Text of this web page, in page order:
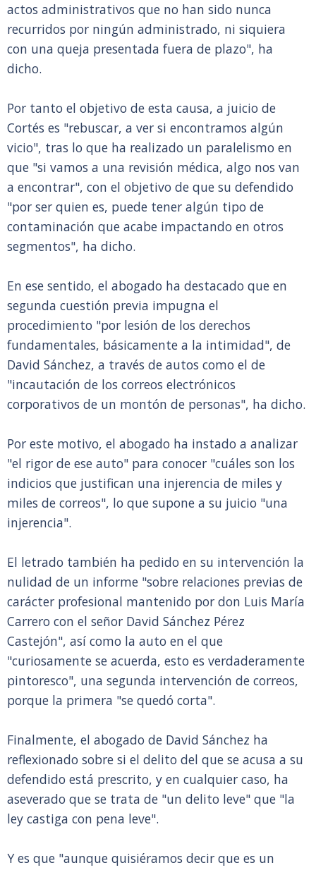
actos administrativos que no han sido nunca
recurridos por ningún administrado, ni siquiera
con una queja presentada fuera de plazo", ha
dicho.
Por tanto el objetivo de esta causa, a juicio de
Cortés es "rebuscar, a ver si encontramos algún
vicio", tras lo que ha realizado un paralelismo en
que "si vamos a una revisión médica, algo nos van
a encontrar", con el objetivo de que su defendido
"por ser quien es, puede tener algún tipo de
contaminación que acabe impactando en otros
segmentos", ha dicho.
En ese sentido, el abogado ha destacado que en
segunda cuestión previa impugna el
procedimiento "por lesión de los derechos
fundamentales, básicamente a la intimidad", de
David Sánchez, a través de autos como el de
"incautación de los correos electrónicos
corporativos de un montón de personas", ha dicho.
Por este motivo, el abogado ha instado a analizar
"el rigor de ese auto" para conocer "cuáles son los
indicios que justifican una injerencia de miles y
miles de correos", lo que supone a su juicio "una
injerencia".
El letrado también ha pedido en su intervención la
nulidad de un informe "sobre relaciones previas de
carácter profesional mantenido por don Luis María
Carrero con el señor David Sánchez Pérez
Castejón", así como la auto en el que
"curiosamente se acuerda, esto es verdaderamente
pintoresco", una segunda intervención de correos,
porque la primera "se quedó corta".
Finalmente, el abogado de David Sánchez ha
reflexionado sobre si el delito del que se acusa a su
defendido está prescrito, y en cualquier caso, ha
aseverado que se trata de "un delito leve" que "la
ley castiga con pena leve".
Y es que "aunque quisiéramos decir que es un